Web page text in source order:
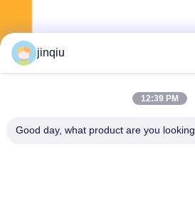
jinqiu
12:39 PM
Good day, what product are you